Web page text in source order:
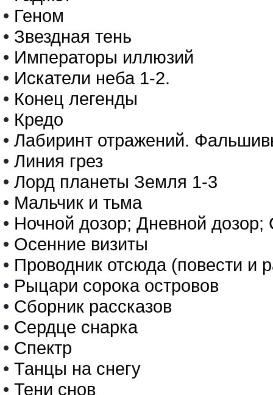
• Геном
• Звездная тень
• Императоры иллюзий
• Искатели неба 1-2.
• Конец легенды
• Кредо
• Лабиринт отражений.
• Линия грез
• Лорд планеты Земля 1-3
• Мальчик и тьма
• Ночной дозор; Дневной
• Осенние визиты
• Проводник отсюда (повести и
• Рыцари сорока островов
• Сборник рассказов
• Сердце снарка
• Спектр
• Танцы на снегу
• Тени снов